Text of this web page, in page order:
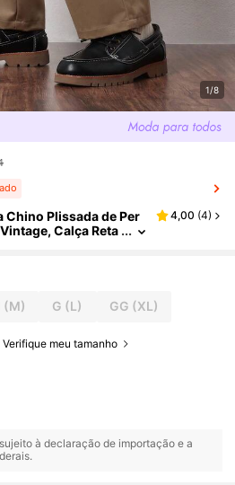
1/8
Chino Plissada de Per
Calça Reta
4,00 (4)
(M) G (L) GG (XL)
Verifique meu tamanho
à declaração de importação e a